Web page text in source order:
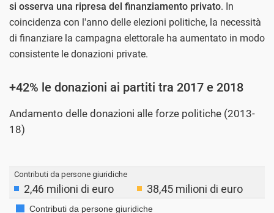
si osserva una ripresa del finanziamento privato. In
coincidenza con l'anno delle elezioni politiche, la necessità
di finanziare la campagna elettorale ha aumentato in modo
consistente le donazioni private.
+42% le donazioni ai partiti tra 2017 e 2018
Andamento delle donazioni alle forze politiche (2013-
18)